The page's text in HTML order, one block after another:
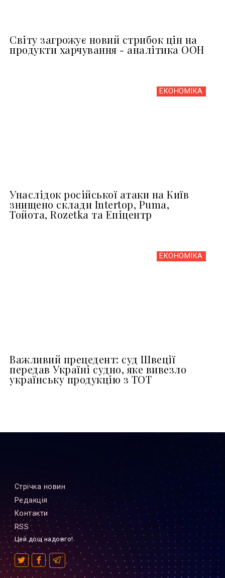
Світу загрожує новий стрибок цін на
продукти харчування - аналітика ООН
ЕКОНОМІКА
Унаслідок російської атаки на Київ
знищено склади Intertop, Puma,
Тойота, Rozetka та Епіцентр
ЕКОНОМІКА
Важливий прецедент: суд Швеції
передав Україні судно, яке вивезло
українську продукцію з ТОТ
Стрiчка новин
Редакцiя
Контакти
RSS
Цей дощ надовго!